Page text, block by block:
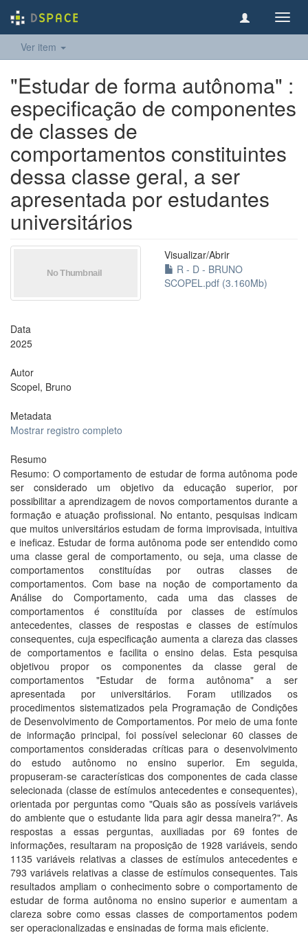
Ver item
"Estudar de forma autônoma" :
especificação de componentes
de classes de
comportamentos constituintes
dessa classe geral, a ser
apresentada por estudantes
universitários
Visualizar/Abrir
R - D - BRUNO
SCOPEL.pdf (3.160Mb)
Data
2025
Autor
Scopel, Bruno
Metadata
Mostrar registro completo
Resumo
Resumo: O comportamento de estudar de forma autônoma pode
ser considerado um objetivo da educação superior, por
possibilitar a aprendizagem de novos comportamentos durante a
formação e atuação profissional. No entanto, pesquisas indicam
que muitos universitários estudam de forma improvisada, intuitiva
e ineficaz. Estudar de forma autônoma pode ser entendido como
uma classe geral de comportamento, ou seja, uma classe de
comportamentos constituídas por outras classes de
comportamentos. Com base na noção de comportamento da
Análise do Comportamento, cada uma das classes de
comportamentos é constituída por classes de estímulos
antecedentes, classes de respostas e classes de estímulos
consequentes, cuja especificação aumenta a clareza das classes
de comportamentos e facilita o ensino delas. Esta pesquisa
objetivou propor os componentes da classe geral de
comportamentos "Estudar de forma autônoma" a ser
apresentada por universitários. Foram utilizados os
procedimentos sistematizados pela Programação de Condições
de Desenvolvimento de Comportamentos. Por meio de uma fonte
de informação principal, foi possível selecionar 60 classes de
comportamentos consideradas críticas para o desenvolvimento
do estudo autônomo no ensino superior. Em seguida,
propuseram-se características dos componentes de cada classe
selecionada (classe de estímulos antecedentes e consequentes),
orientada por perguntas como "Quais são as possíveis variáveis
do ambiente que o estudante lida para agir dessa maneira?". As
respostas a essas perguntas, auxiliadas por 69 fontes de
informações, resultaram na proposição de 1928 variáveis, sendo
1135 variáveis relativas a classes de estímulos antecedentes e
793 variáveis relativas a classe de estímulos consequentes. Tais
resultados ampliam o conhecimento sobre o comportamento de
estudar de forma autônoma no ensino superior e aumentam a
clareza sobre como essas classes de comportamentos podem
ser operacionalizadas e ensinadas de forma mais eficiente.